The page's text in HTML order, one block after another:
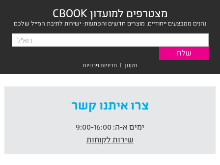
מצטרפים למועדון CBOOK
נהנים ממבצעים ייחודיים, מוצרים חדשים והפתעות- ישירות לתיבת המייל שלכם
תקנון | מדיניות פרטיות
צרו איתנו קשר
ימים א-ה:
שירות לקוחות